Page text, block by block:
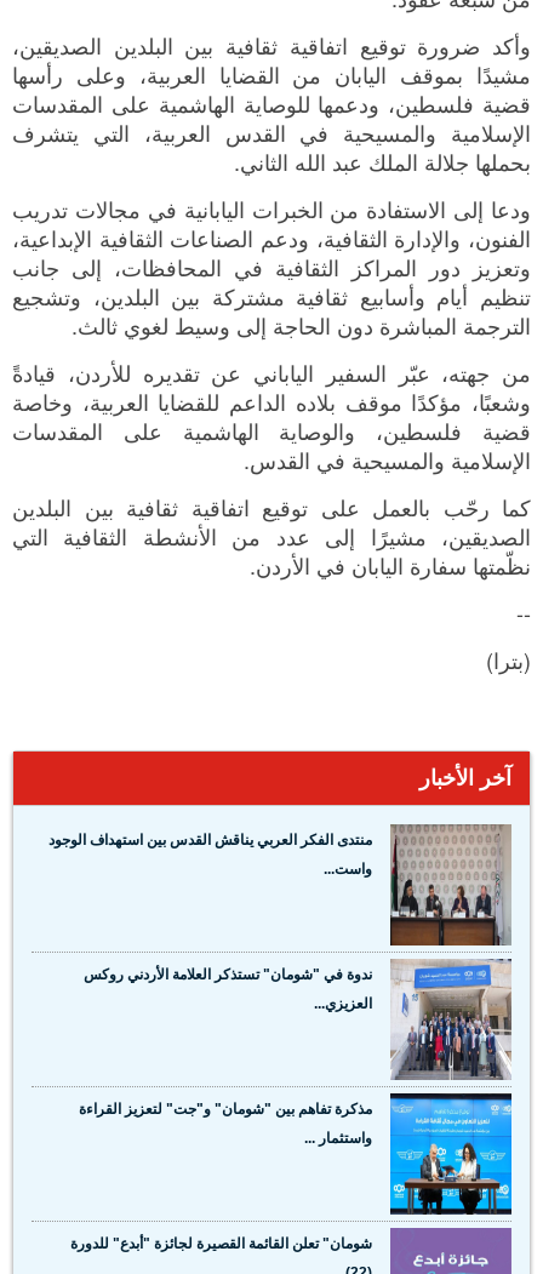
وأكد ضرورة توقيع اتفاقية ثقافية بين البلدين الصديقين،
مشيدًا بموقف اليابان من القضايا العربية، وعلى رأسها
قضية فلسطين، ودعمها للوصاية الهاشمية على المقدسات
الإسلامية والمسيحية في القدس العربية، التي يتشرف
بحملها جلالة الملك عبد الله الثاني.
ودعا إلى الاستفادة من الخبرات اليابانية في مجالات تدريب
الفنون، والإدارة الثقافية، ودعم الصناعات الثقافية الإبداعية،
وتعزيز دور المراكز الثقافية في المحافظات، إلى جانب
تنظيم أيام وأسابيع ثقافية مشتركة بين البلدين، وتشجيع
الترجمة المباشرة دون الحاجة إلى وسيط لغوي ثالث.
من جهته، عبّر السفير الياباني عن تقديره للأردن، قيادةً
وشعبًا، مؤكدًا موقف بلاده الداعم للقضايا العربية، وخاصة
قضية فلسطين، والوصاية الهاشمية على المقدسات
الإسلامية والمسيحية في القدس.
كما رحّب بالعمل على توقيع اتفاقية ثقافية بين البلدين
الصديقين، مشيرًا إلى عدد من الأنشطة الثقافية التي
نظّمتها سفارة اليابان في الأردن.
--
(بترا)
آخر الأخبار
منتدى الفكر العربي يناقش القدس بين استهداف الوجود
واست...
ندوة في "شومان" تستذكر العلامة الأردني روكس
العزيزي...
مذكرة تفاهم بين "شومان" و"جت" لتعزيز القراءة
واستثمار ...
شومان" تعلن القائمة القصيرة لجائزة "أبدع" للدورة